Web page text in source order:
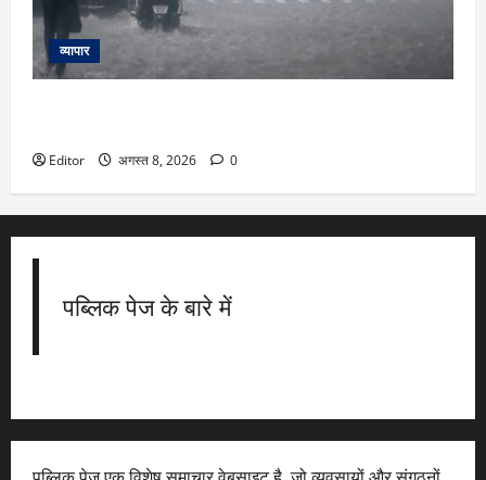
व्यापार
Editor अगस्त 8, 2026 0
पब्लिक पेज के बारे में